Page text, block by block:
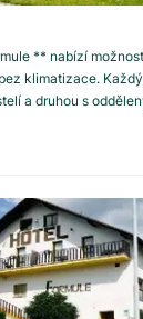
** nabízí
klimatizace.
a druhou s